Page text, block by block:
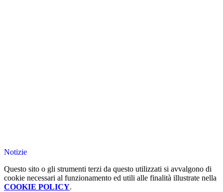
Notizie
Questo sito o gli strumenti terzi da questo utilizzati si avvalgono di
cookie necessari al funzionamento ed utili alle finalità illustrate nella
COOKIE POLICY.